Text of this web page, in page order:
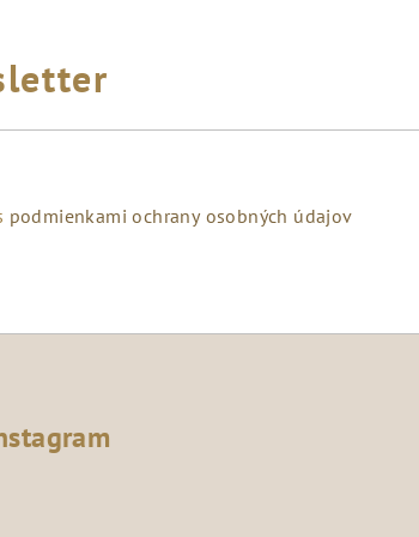
podmienkami ochrany osobných údajov